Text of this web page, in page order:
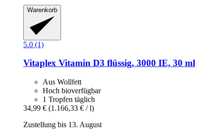
Warenkorb
5.0 (1)
Vitaplex Vitamin D3 flüssig, 3000 IE, 30 ml
Aus Wollfett
Hoch bioverfügbar
1 Tropfen täglich
34,99 € (1.166,33 € / l)
Zustellung bis 13. August